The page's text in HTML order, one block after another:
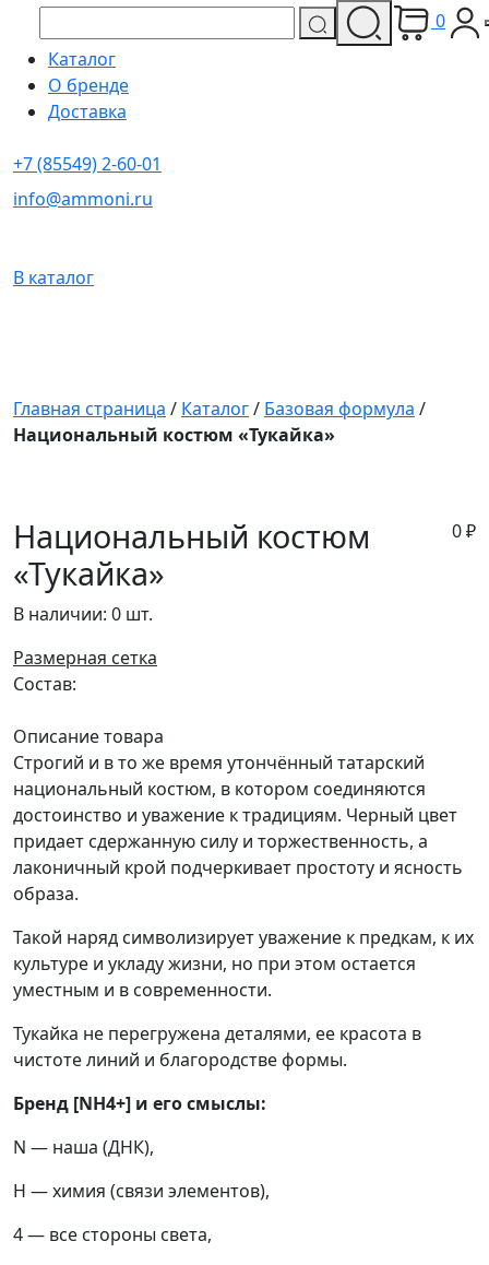
0
Каталог
О бренде
Доставка
+7 (85549) 2-60-01
info@ammoni.ru
В каталог
Главная страница / Каталог/ Базовая формула /
Национальный костюм «Тукайка»
Национальный костюм
«Тукайка»
0₽
В наличии: 0 шт.
Размерная сетка
Состав:
Описание товара
Строгий и в то же время утончённый татарский
национальный костюм, в котором соединяются
достоинство и уважение к традициям. Черный цвет
придает сдержанную силу и торжественность, а
лаконичный крой подчеркивает простоту и ясность
образа.
Такой наряд символизирует уважение к предкам, к их
культуре и укладу жизни, но при этом остается
уместным и в современности.
Тукайка не перегружена деталями, ее красота в
чистоте линий и благородстве формы.
Бренд [NH4+] и его смыслы:
N — наша (ДНК),
H — химия (связи элементов),
4 — все стороны света,